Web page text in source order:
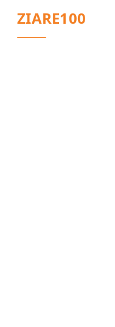
conținut
ZIARE100